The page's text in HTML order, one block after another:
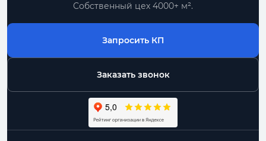
Собственный цех 4000+ м².
Запросить КП
Заказать звонок